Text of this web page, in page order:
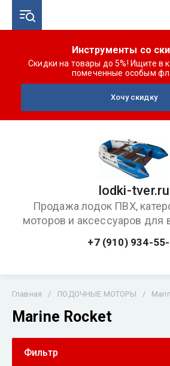
Инструменты со
Скидки на товары до 5%! Ищите в
помеченные особым
Хочу скидку
lodki-tver.ru
Продажа лодок ПВХ,
моторов и аксессуаров для
+7 (910) 934-
Главная / ЛОДОЧНЫЕ МОТОРЫ /
Marine Rocket
Фильтр